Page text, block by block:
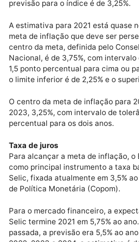
Nacional de Preços ao
consecutiva.
Para 2022, a estimativa de
3,67% para 3,68%. Tanto para
previsão para o índice é de
A estimativa para 2021 está
meta de inflação que deve ser
centro da meta, definida pelo
1,5 ponto percentual para cima
o limite inferior é de 2,25% e o
O centro da meta de inflação
percentual para os dois anos.
Taxa de juros